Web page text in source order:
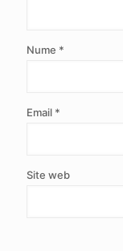
Nume *
Email *
Site web